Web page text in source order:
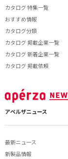
カタログ 特集一覧
おすすめ情報
カタログ分類
カタログ 掲載企業一覧
カタログ 新着企業一覧
カタログ 掲載依頼
アペルザニュース
最新ニュース
新製品情報